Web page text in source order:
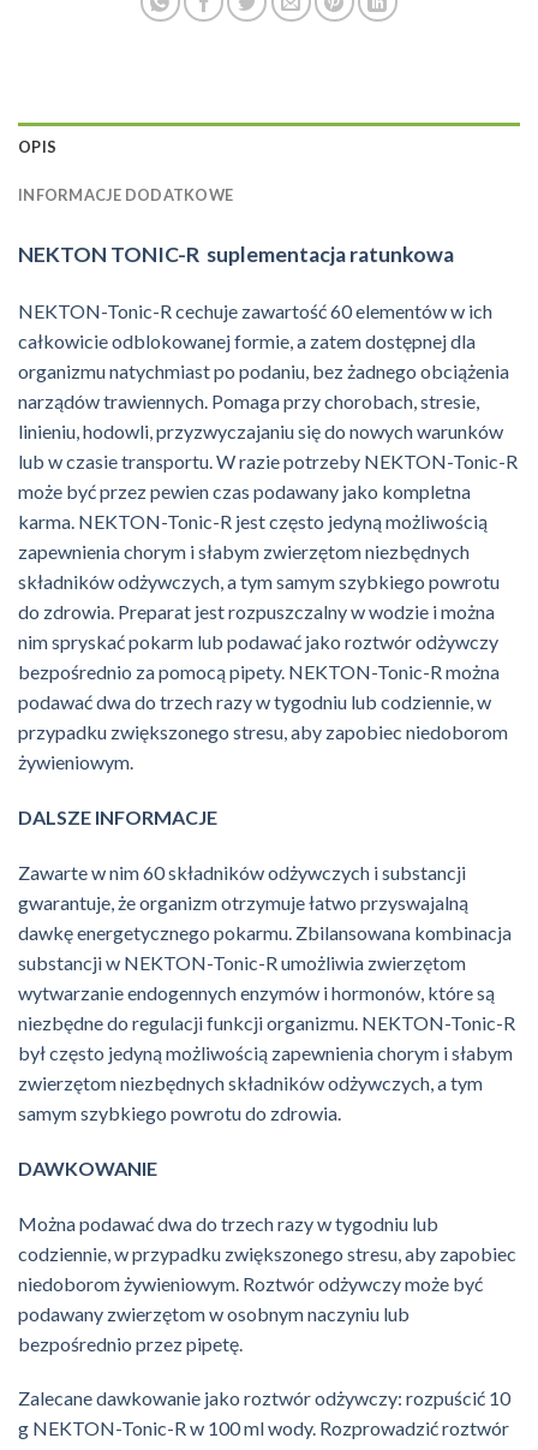
OPIS
INFORMACJE DODATKOWE
NEKTON TONIC-R suplementacja ratunkowa
NEKTON-Tonic-R cechuje zawartość 60 elementów w ich
całkowicie odblokowanej formie, a zatem dostępnej dla
organizmu natychmiast po podaniu, bez żadnego obciążenia
narządów trawiennych. Pomaga przy chorobach, stresie,
linieniu, hodowli, przyzwyczajaniu się do nowych warunków
lub w czasie transportu. W razie potrzeby NEKTON-Tonic-R
może być przez pewien czas podawany jako kompletna
karma. NEKTON-Tonic-R jest często jedyną możliwością
zapewnienia chorym i słabym zwierzętom niezbędnych
składników odżywczych, a tym samym szybkiego powrotu
do zdrowia. Preparat jest rozpuszczalny w wodzie i można
nim spryskać pokarm lub podawać jako roztwór odżywczy
bezpośrednio za pomocą pipety. NEKTON-Tonic-R można
podawać dwa do trzech razy w tygodniu lub codziennie, w
przypadku zwiększonego stresu, aby zapobiec niedoborom
żywieniowym.
DALSZE INFORMACJE
Zawarte w nim 60 składników odżywczych i substancji
gwarantuje, że organizm otrzymuje łatwo przyswajalną
dawkę energetycznego pokarmu. Zbilansowana kombinacja
substancji w NEKTON-Tonic-R umożliwia zwierzętom
wytwarzanie endogennych enzymów i hormonów, które są
niezbędne do regulacji funkcji organizmu. NEKTON-Tonic-R
był często jedyną możliwością zapewnienia chorym i słabym
zwierzętom niezbędnych składników odżywczych, a tym
samym szybkiego powrotu do zdrowia.
DAWKOWANIE
Można podawać dwa do trzech razy w tygodniu lub
codziennie, w przypadku zwiększonego stresu, aby zapobiec
niedoborom żywieniowym. Roztwór odżywczy może być
podawany zwierzętom w osobnym naczyniu lub
bezpośrednio przez pipetę.
Zalecane dawkowanie jako roztwór odżywczy: rozpuścić 10
g NEKTON-Tonic-R w 100 ml wody. Rozprowadzić roztwór